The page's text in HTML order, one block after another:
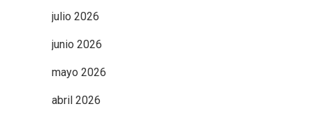
julio 2026
junio 2026
mayo 2026
abril 2026